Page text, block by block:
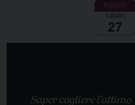
sabato
27